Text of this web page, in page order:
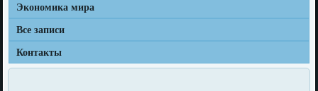
Экономика мира
Все записи
Контакты